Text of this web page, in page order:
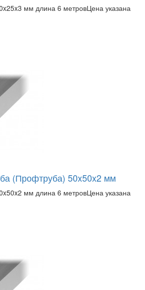
мм длина 6 метровЦена указана
(Профтруба) 50x50x2 мм
мм длина 6 метровЦена указана